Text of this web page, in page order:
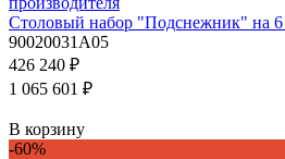
Столовый набор "Подснежник" на 6
90020031А05
426 240 ₽
1 065 601 ₽
В корзину
-60%